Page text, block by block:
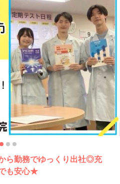
ら勤務でゆっくり出社◎充
も安心★